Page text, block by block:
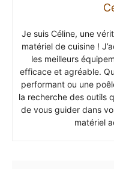
Je suis Céline, une
matériel de cuisine !
les meilleurs
efficace et agréable.
performant ou une
la recherche des outils
de vous guider dans
matériel